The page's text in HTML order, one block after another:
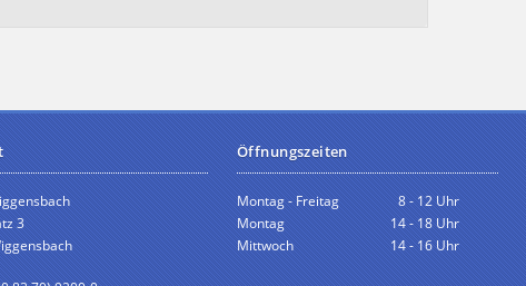
3
Öffnungszeiten
Montag - Freitag
8 - 12 Uhr
Montag
14 - 18 Uhr
Mittwoch
14 - 16 Uhr